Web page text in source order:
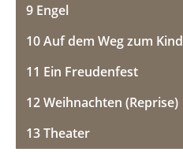
9 Engel
10 Auf dem Weg zum Kind
11 Ein Freudenfest
12 Weihnachten (Reprise)
13 Theater